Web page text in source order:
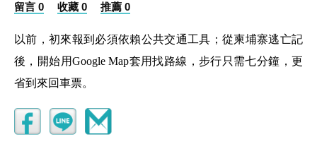
留言 0 收藏 0 推薦 0
以前，初來報到必須依賴公共交通工具；從柬埔寨逃亡記
後，開始用Google Map套用找路線，步行只需七分鐘，更
省到來回車票。